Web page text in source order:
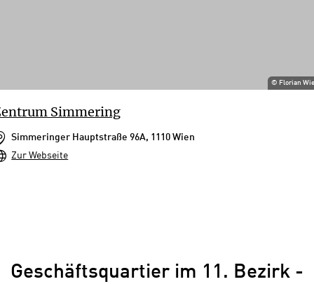
© Florian
Simmering
Simmeringer Hauptstraße 96A, 1110 Wien
Zur Webseite
Geschäftsquartier im 11. Bezirk -